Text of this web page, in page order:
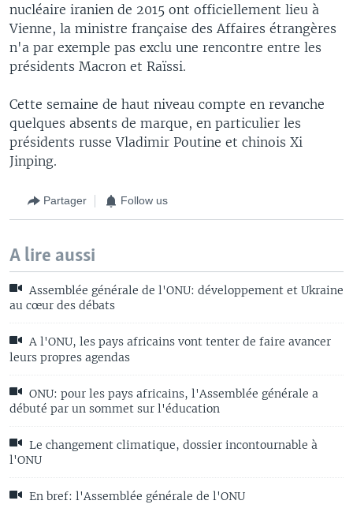
nucléaire iranien de 2015 ont officiellement lieu à
Vienne, la ministre française des Affaires étrangères
n'a par exemple pas exclu une rencontre entre les
présidents Macron et Raïssi.
Cette semaine de haut niveau compte en revanche
quelques absents de marque, en particulier les
présidents russe Vladimir Poutine et chinois Xi
Jinping.
Partager Follow us
A lire aussi
Assemblée générale de l'ONU: développement et Ukraine
au cœur des débats
A l'ONU, les pays africains vont tenter de faire avancer
leurs propres agendas
ONU: pour les pays africains, l'Assemblée générale a
débuté par un sommet sur l'éducation
Le changement climatique, dossier incontournable à
l'ONU
En bref: l'Assemblée générale de l'ONU